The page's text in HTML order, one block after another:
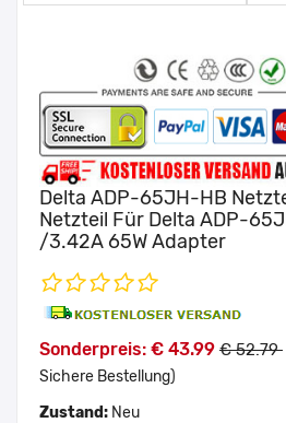
Delta ADP-65JH-HB
Netzteil Für Delta ADP-
/3.42A 65W Adapter
Sonderpreis: € 43.99 € 52.79
Sichere Bestellung)
Zustand: Neu